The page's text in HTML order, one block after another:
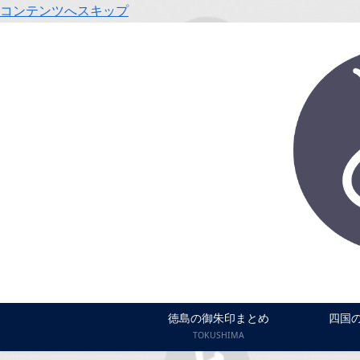
コンテンツへスキップ
徳島の御朱印まとめ
TOKUSHIMA
四国